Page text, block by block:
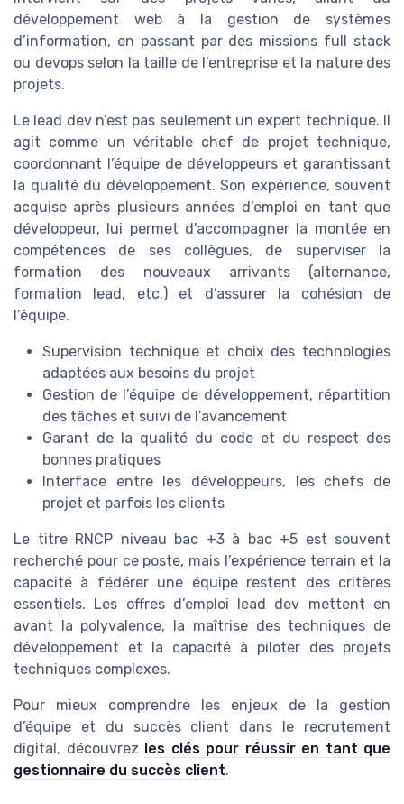
développement web à la gestion de systèmes
d’information, en passant par des missions full stack
ou devops selon la taille de l’entreprise et la nature des
projets.
Le lead dev n’est pas seulement un expert technique. Il
agit comme un véritable chef de projet technique,
coordonnant l’équipe de développeurs et garantissant
la qualité du développement. Son expérience, souvent
acquise après plusieurs années d’emploi en tant que
développeur, lui permet d’accompagner la montée en
compétences de ses collègues, de superviser la
formation des nouveaux arrivants (alternance,
formation lead, etc.) et d’assurer la cohésion de
l’équipe.
Supervision technique et choix des technologies
adaptées aux besoins du projet
Gestion de l’équipe de développement, répartition
des tâches et suivi de l’avancement
Garant de la qualité du code et du respect des
bonnes pratiques
Interface entre les développeurs, les chefs de
projet et parfois les clients
Le titre RNCP niveau bac +3 à bac +5 est souvent
recherché pour ce poste, mais l’expérience terrain et la
capacité à fédérer une équipe restent des critères
essentiels. Les offres d’emploi lead dev mettent en
avant la polyvalence, la maîtrise des techniques de
développement et la capacité à piloter des projets
techniques complexes.
Pour mieux comprendre les enjeux de la gestion
d’équipe et du succès client dans le recrutement
digital, découvrez
les clés pour réussir en tant que
gestionnaire du succès client.